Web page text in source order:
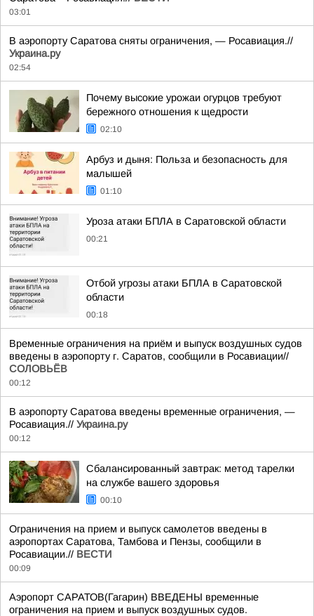
03:01
В аэропорту Саратова сняты ограничения, — Росавиация.//
Украина.ру
02:54
Почему высокие урожаи огурцов требуют
бережного отношения к щедрости
02:10
Арбуз и дыня: Польза и безопасность для
малышей
01:10
Уроза атаки БПЛА в Саратовской области
00:21
Отбой угрозы атаки БПЛА в Саратовской
области
00:18
Временные ограничения на приём и выпуск воздушных судов
введены в аэропорту г. Саратов, сообщили в Росавиации//
СОЛОВЬЁВ
00:12
В аэропорту Саратова введены временные ограничения, —
Росавиация.// Украина.ру
00:12
Сбалансированный завтрак: метод тарелки
на службе вашего здоровья
00:10
Ограничения на прием и выпуск самолетов введены в
аэропортах Саратова, Тамбова и Пензы, сообщили в
Росавиации.// ВЕСТИ
00:09
Аэропорт САРАТОВ(Гагарин) ВВЕДЕНЫ временные
ограничения на прием и выпуск воздушных судов.